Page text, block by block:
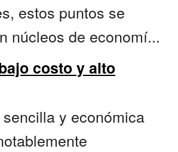
estos puntos se
núcleos de economí...
costo y alto
y económica